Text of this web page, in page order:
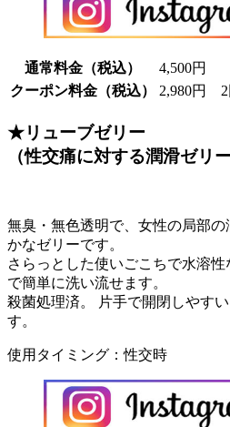
通常料金（税込）
4,500円
クーポン料金（税込）
2,980円
★リューブゼリー
（性交痛に対する潤滑ゼリー
無臭・無色透明で、女性の局部
かなゼリーです。
さらっとした使いごこちで水溶
で簡単に洗い流せます。
殺菌処理済。 片手で開閉しやす
す。
使用タイミング：性交時